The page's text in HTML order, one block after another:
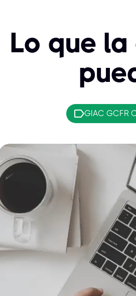
Lo que
GIAC GCFR